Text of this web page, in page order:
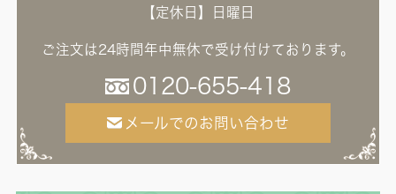
【定休日】日曜日
ご注文は24時間年中無休で受け付けております。
0120-655-418
メールでのお問い合わせ